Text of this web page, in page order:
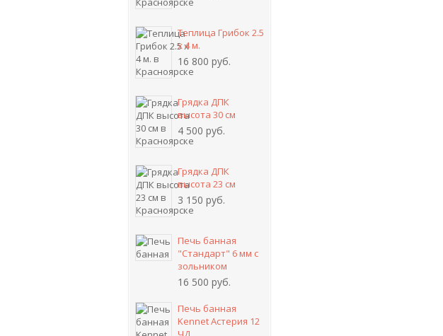
Теплица Грибок 2.5
х 4 м.
16 800 руб.
Грядка ДПК
высота 30 см
4 500 руб.
Грядка ДПК
высота 23 см
3 150 руб.
Печь банная
"Стандарт" 6 мм с
зольником
16 500 руб.
Печь банная
Kennet Астерия 12